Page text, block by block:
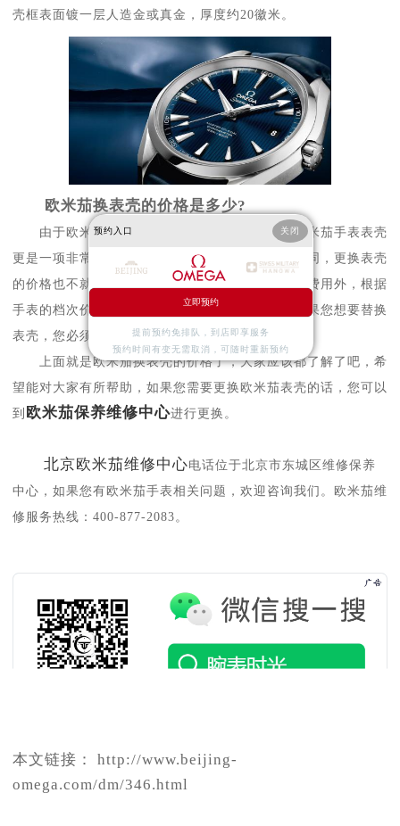
壳框表面镀一层人造金或真金，厚度约20徽米。
欧米茄换表壳的价格是多少?
由于欧米茄手表需要很高的技术要求，更换欧米茄手表表壳
更是一项非常精细的工作，因此根据手表的质量不同，更换表壳
的价格也不就同。按钟表维修中心的规定，除维修费用外，根据
手表的档次价格，要收取千分之一的检查费用。如果您想要替换
表壳，您必须找到一个专业的名表维修服务点。
上面就是欧米茄换表壳的价格了，大家应该都了解了吧，希
望能对大家有所帮助，如果您需要更换欧米茄表壳的话，您可以
到 欧米茄保养维修中心进行更换。
北京欧米茄维修中心电话位于北京市东城区维修保养
中心，如果您有欧米茄手表相关问题，欢迎咨询我们。欧米茄维
修服务热线：400-877-2083。
本文链接： http://www.beijing-
omega.com/dm/346.html
预约入口 关闭
立即预约
提前预约免排队，到店即享服务
预约时间有变无需取消，可随时重新预约